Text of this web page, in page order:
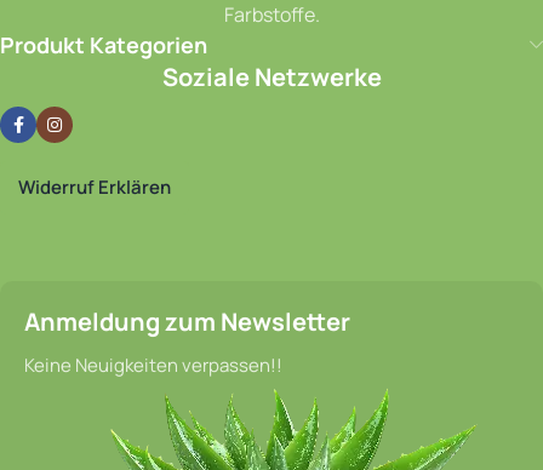
Farbstoffe.
Produkt Kategorien
Soziale Netzwerke
Widerruf Erklären
Anmeldung zum Newsletter
Keine Neuigkeiten verpassen!!